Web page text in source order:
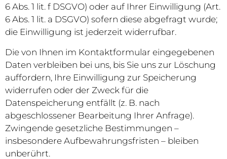
6 Abs. 1 lit. f DSGVO) oder auf Ihrer Einwilligung (Art.
6 Abs. 1 lit. a DSGVO) sofern diese abgefragt wurde;
die Einwilligung ist jederzeit widerrufbar.
Die von Ihnen im Kontaktformular eingegebenen
Daten verbleiben bei uns, bis Sie uns zur Löschung
auffordern, Ihre Einwilligung zur Speicherung
widerrufen oder der Zweck für die
Datenspeicherung entfällt (z. B. nach
abgeschlossener Bearbeitung Ihrer Anfrage).
Zwingende gesetzliche Bestimmungen –
insbesondere Aufbewahrungsfristen – bleiben
unberührt.